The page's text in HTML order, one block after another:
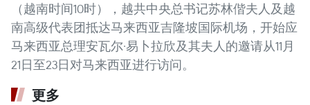
（越南时间10时），越共中央总书记苏林偕夫人及越
南高级代表团抵达马来西亚吉隆坡国际机场，开始应
马来西亚总理安瓦尔·易卜拉欣及其夫人的邀请从11月
21日至23日对马来西亚进行访问。
更多